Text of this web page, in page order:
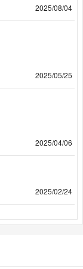
2025/08/04
2025/05/25
2025/04/06
2025/02/24